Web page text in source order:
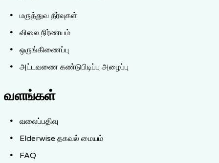
மருத்துவ தீர்வுகள்
விலை நிர்ணயம்
ஒருங்கிணைப்பு
அட்டவணை கண்டுபிடிப்பு அழைப்பு
வளங்கள்
வலைப்பதிவு
Elderwise தகவல் மையம்
FAQ